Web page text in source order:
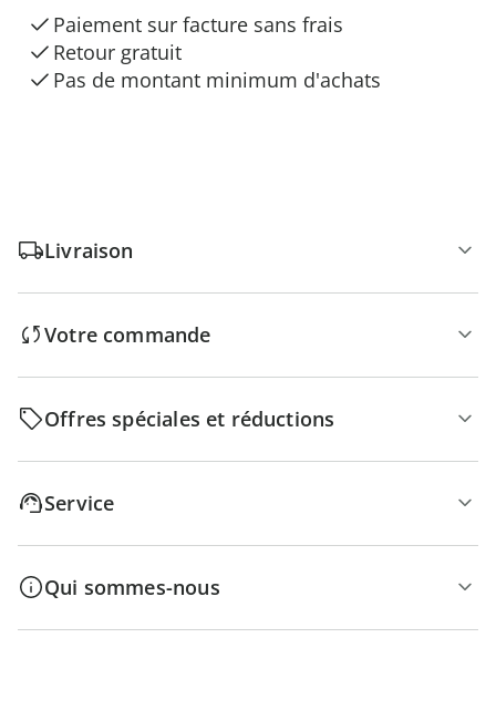
Paiement sur facture sans frais
Retour gratuit
Pas de montant minimum d'achats
Livraison
Votre commande
Offres spéciales et réductions
Service
Qui sommes-nous